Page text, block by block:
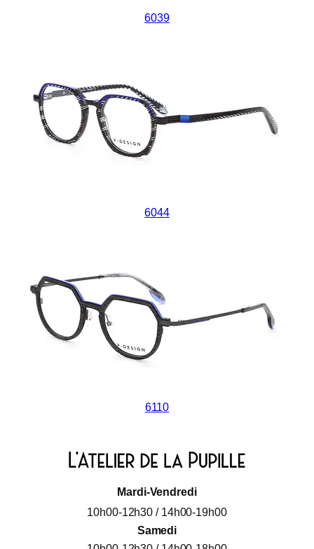
6039
6044
6110
Mardi-Vendredi
10h00-12h30 / 14h00-19h00
Samedi